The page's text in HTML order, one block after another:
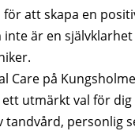
att skapa en
inte är en
Care på
utmärkt val för dig
tandvård, personlig